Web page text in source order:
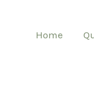
Home